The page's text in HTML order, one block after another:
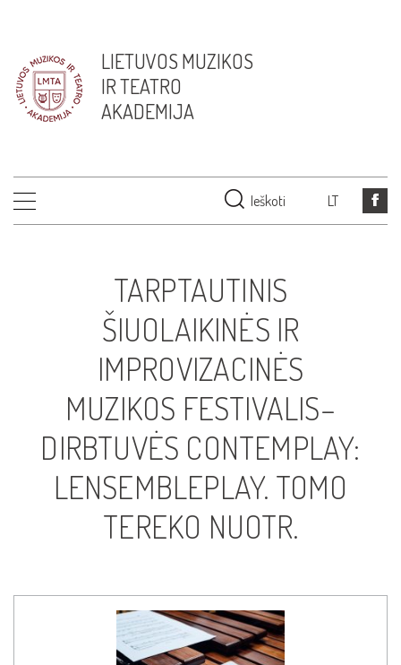
LIETUVOS MUZIKOS
IR TEATRO
AKADEMIJA
Ieškoti LT
TARPTAUTINIS
ŠIUOLAIKINĖS IR
IMPROVIZACINĖS
MUZIKOS FESTIVALIS–
DIRBTUVĖS CONTEMPLAY:
LENSEMBLEPLAY. TOMO
TEREKO NUOTR.